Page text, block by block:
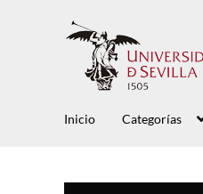
Inicio Categorías